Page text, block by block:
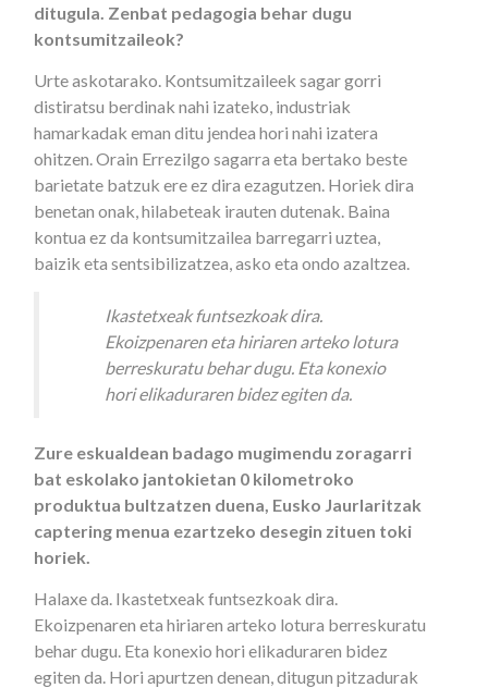
ditugula. Zenbat pedagogia behar dugu
kontsumitzaileok?
Urte askotarako. Kontsumitzaileek sagar gorri
distiratsu berdinak nahi izateko, industriak
hamarkadak eman ditu jendea hori nahi izatera
ohitzen. Orain Errezilgo sagarra eta bertako beste
barietate batzuk ere ez dira ezagutzen. Horiek dira
benetan onak, hilabeteak irauten dutenak. Baina
kontua ez da kontsumitzailea barregarri uztea,
baizik eta sentsibilizatzea, asko eta ondo azaltzea.
Ikastetxeak funtsezkoak dira.
Ekoizpenaren eta hiriaren arteko lotura
berreskuratu behar dugu. Eta konexio
hori elikaduraren bidez egiten da.
Zure eskualdean badago mugimendu zoragarri
bat eskolako jantokietan 0 kilometroko
produktua bultzatzen duena, Eusko Jaurlaritzak
captering menua ezartzeko desegin zituen toki
horiek.
Halaxe da. Ikastetxeak funtsezkoak dira.
Ekoizpenaren eta hiriaren arteko lotura berreskuratu
behar dugu. Eta konexio hori elikaduraren bidez
egiten da. Hori apurtzen denean, ditugun pitzadurak